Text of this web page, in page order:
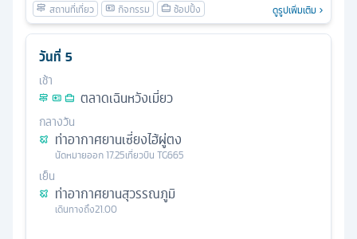
ดูรูปเพิ่มเติม
วันที่ 5
เช้า
ตลาดเฉินหวังเมี่ยว
กลางวัน
ท่าอากาศยานเซี่ยงไฮ้ผู่ตง
นัดหมายออก17.25เที่ยวบิน TG665
เย็น
ท่าอากาศยานสุวรรณภูมิ
เดินทางถึง21.00